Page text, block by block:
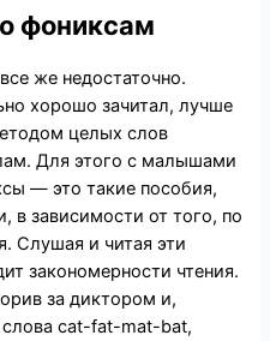
фониксам
же недостаточно.
хорошо зачитал, лучше
целых слов
Для этого с малышами
— это такие пособия,
в зависимости от того, по
Слушая и читая эти
закономерности чтения.
за диктором и,
cat-fat-mat-bat,